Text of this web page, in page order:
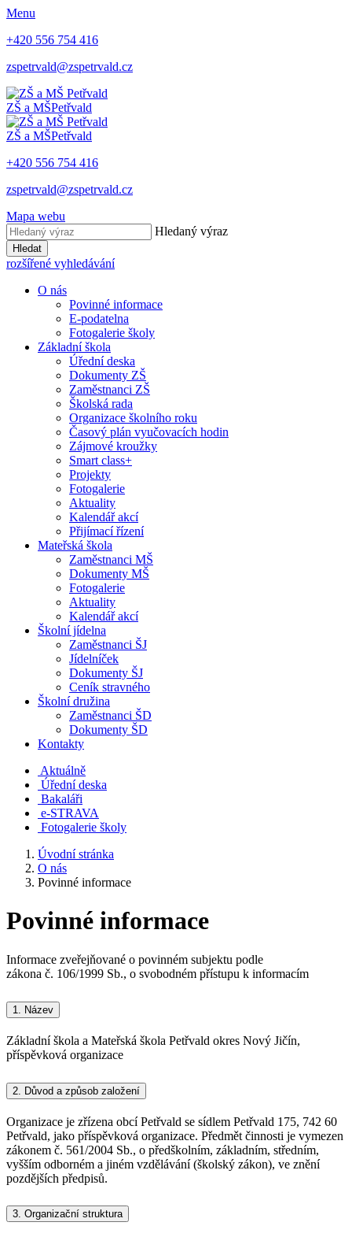
Menu
+420 ​556 754 416
​zspetrvald@zspetrvald.cz​
ZŠ a MŠPetřvald
ZŠ a MŠPetřvald
+420 ​556 754 416
​zspetrvald@zspetrvald.cz​
Mapa webu
Hledaný výraz
Hledat
rozšířené vyhledávání
O nás
Povinné informace
E-podatelna
Fotogalerie školy
Základní škola
Úřední deska
Dokumenty ZŠ
Zaměstnanci ZŠ
Školská rada
Organizace školního roku
Časový plán vyučovacích hodin
Zájmové kroužky
Smart class+
Projekty
Fotogalerie
Aktuality
Kalendář akcí
Přijímací řízení
Mateřská škola
Zaměstnanci MŠ
Dokumenty MŠ
Fotogalerie
Aktuality
Kalendář akcí
Školní jídelna
Zaměstnanci ŠJ
Jídelníček
Dokumenty ŠJ
Ceník stravného
Školní družina
Zaměstnanci ŠD
Dokumenty ŠD
Kontakty
Aktuálně
Úřední deska
Bakaláři
e-STRAVA
Fotogalerie školy
Úvodní stránka
O nás
Povinné informace
Povinné informace
Informace zveřejňované o povinném subjektu podle
zákona č. 106/1999 Sb., o svobodném přístupu k informacím
1. Název
Základní škola a Mateřská škola Petřvald okres Nový Jičín,
příspěvková organizace
2. Důvod a způsob založení
Organizace je zřízena obcí Petřvald se sídlem Petřvald 175, 742 60
Petřvald, jako příspěvková organizace. Předmět činnosti je vymezen
zákonem č. 561/2004 Sb., o předškolním, základním, středním,
vyšším odborném a jiném vzdělávání (školský zákon), ve znění
pozdějších předpisů.
3. Organizační struktura